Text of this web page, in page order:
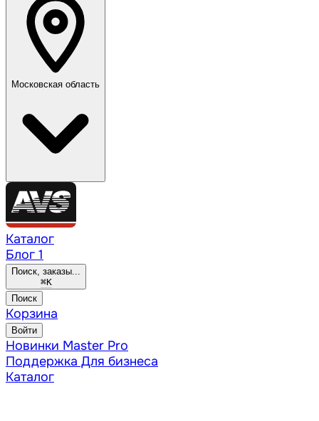
Московская область
Каталог
Блог 1
Поиск, заказы...
⌘K
Поиск
Корзина
Войти
Новинки Master Pro
Поддержка Для бизнеса
Каталог